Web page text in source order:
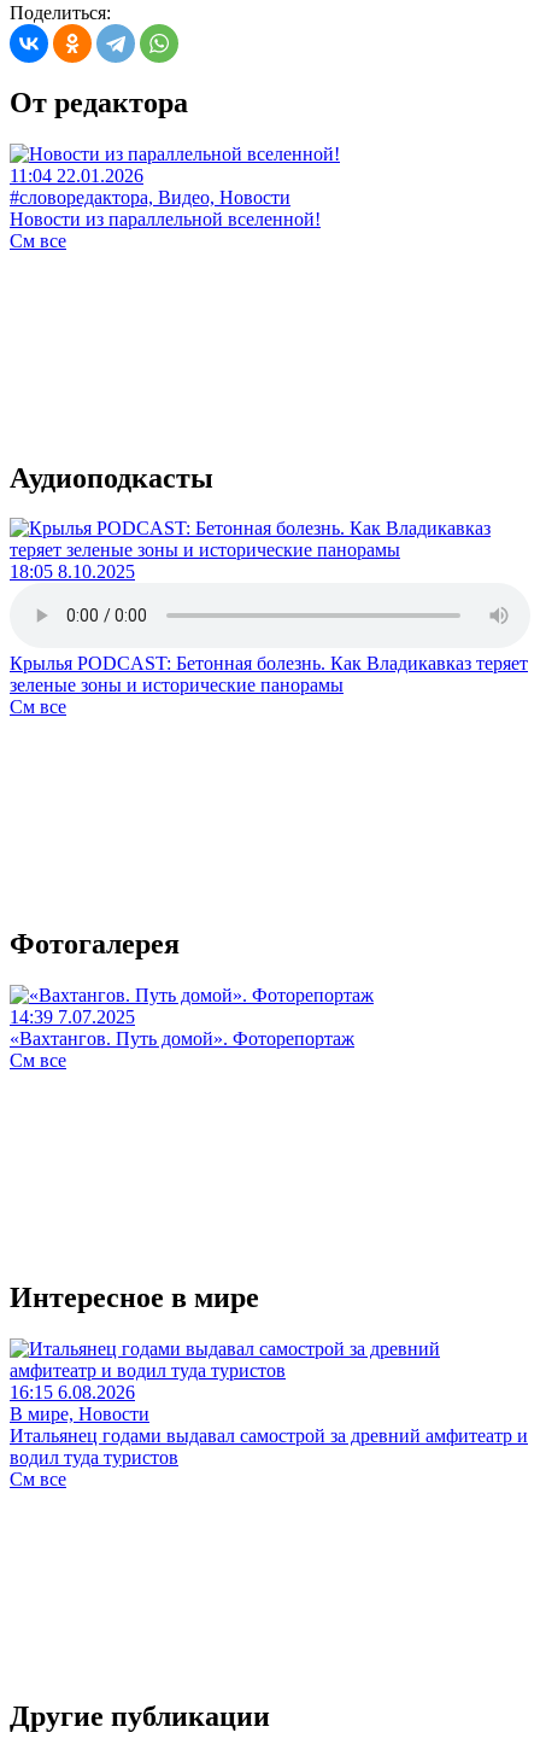
Поделиться:
От редактора
11:04 22.01.2026
#словоредактора, Видео, Новости
Новости из параллельной вселенной!
См все
Аудиоподкасты
18:05 8.10.2025
Крылья PODCAST: Бетонная болезнь. Как Владикавказ теряет
зеленые зоны и исторические панорамы
См все
Фотогалерея
14:39 7.07.2025
«Вахтангов. Путь домой». Фоторепортаж
См все
Интересное в мире
16:15 6.08.2026
В мире, Новости
Итальянец годами выдавал самострой за древний амфитеатр и
водил туда туристов
См все
Другие публикации